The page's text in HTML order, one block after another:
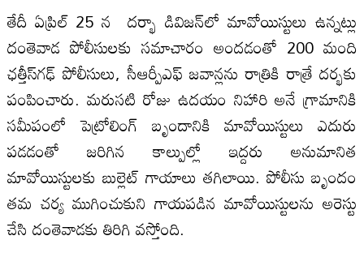
తేదీ ఏప్రిల్ 25 న దర్భా డివిజన్‌లో మావోయిస్టులు ఉన్నట్లు
దంతెవాడ పోలీసులకు సమాచారం అందడంతో 200 మంది
ఛత్తీస్‌గఢ్ పోలీసులు, సీఆర్పీఎఫ్ జవాన్లను రాత్రికి రాత్రే దర్భకు
పంపించారు. మరుసటి రోజు ఉదయం నిహారి అనే గ్రామానికి
సమీపంలో పెట్రోలింగ్ బృందానికి మావోయిస్టులు ఎదురు
పడడంతో జరిగిన కాల్పుల్లో ఇద్దరు అనుమానిత
మావోయిస్టులకు బుల్లెట్ గాయాలు తగిలాయి. పోలీసు బృందం
తమ చర్య ముగించుకుని గాయపడిన మావోయిస్టులను అరెస్టు
చేసి దంతెవాడకు తిరిగి వస్తోంది.